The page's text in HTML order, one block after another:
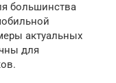
большинства
актуальных
для